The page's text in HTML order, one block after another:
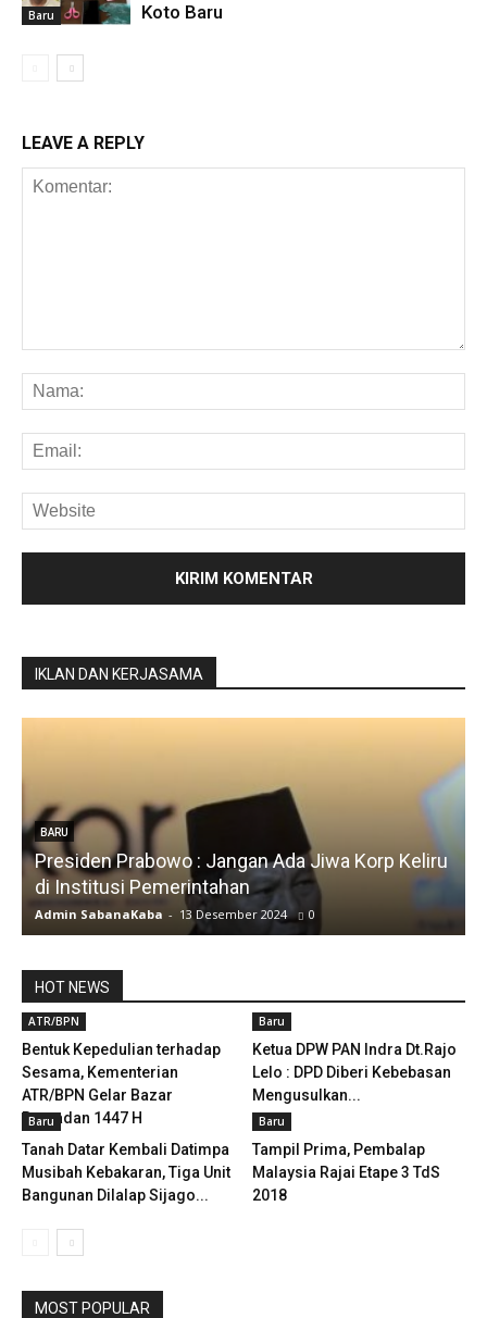
Baru Koto Baru
LEAVE A REPLY
IKLAN DAN KERJASAMA
BARU
Presiden Prabowo : Jangan Ada Jiwa Korp Keliru
di Institusi Pemerintahan
Admin SabanaKaba - 13 Desember 2024 0
HOT NEWS
ATR/BPN
Bentuk Kepedulian terhadap
Sesama, Kementerian
ATR/BPN Gelar Bazar
Ramadan 1447 H
Baru
Ketua DPW PAN Indra Dt.Rajo
Lelo : DPD Diberi Kebebasan
Mengusulkan...
Baru
Tanah Datar Kembali Datimpa
Musibah Kebakaran, Tiga Unit
Bangunan Dilalap Sijago...
Baru
Tampil Prima, Pembalap
Malaysia Rajai Etape 3 TdS
2018
MOST POPULAR